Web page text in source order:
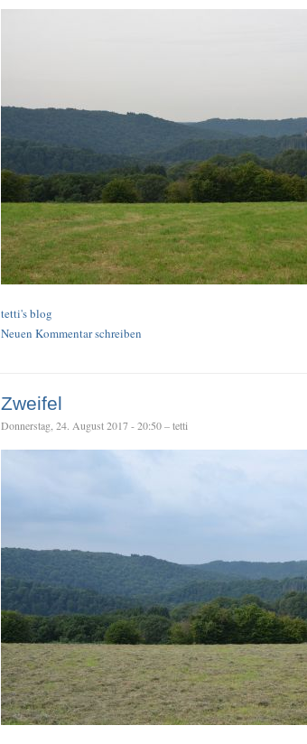
tetti's blog
Neuen Kommentar schreiben
Zweifel
Donnerstag, 24. August 2017 - 20:50 – tetti